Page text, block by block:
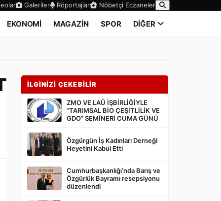
Galeriler Röportajlar Nöbetçi Eczaneler
EKONOMİ MAGAZİN SPOR DİĞER
İLGİNİZİ ÇEKEBİLİR
ZMO VE LAÜ İŞBİRLİĞİYLE
“TARIMSAL BİO ÇEŞİTLİLİK VE
GDO” SEMİNERİ CUMA GÜNÜ
Özgürgün İş Kadınları Derneği
Heyetini Kabul Etti
Cumhurbaşkanlığı’nda Barış ve
Özgürlük Bayramı resepsiyonu
düzenlendi